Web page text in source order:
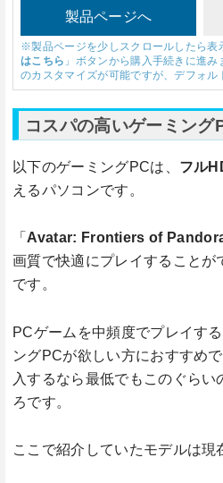
製品ページへ
※製品ページを少しスクロールしたら表
はこちら 」ボタンから購入手続きに進
のカスタマイズが可能ですが、デフォル
コスパの高いゲーミング
以下のゲーミングPCは、 フル
えるパソコンです。
「Avatar: Frontiers of
画質で快適にプレイすることが
です。
PCゲームを中頻度でプレイす
ングPCが欲しい方におすすめ
入するなら最低でもこのぐらい
ろです。
ここで紹介していたモデルは現